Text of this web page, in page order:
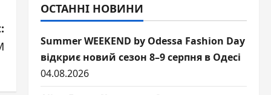
ОСТАННІ НОВИНИ
Summer WEEKEND by Odessa Fashion Day
відкриє новий сезон 8–9 серпня в Одесі
04.08.2026